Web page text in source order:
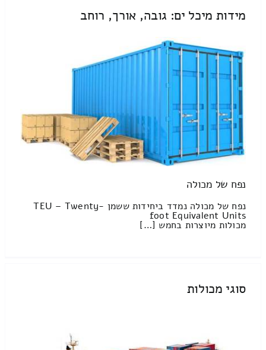
מידות מיכל ים: גובה, אורך, רוחב
נפח של מכולה
נפח של מכולה נמדד ביחידות ששמן TEU – Twenty-
foot Equivalent Units
מכולות מיוצרות בחמש […]
סוגי מכולות